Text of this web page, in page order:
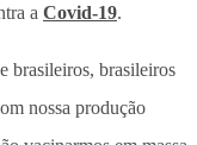
a Covid-19.
brasileiros, brasileiros
nossa produção